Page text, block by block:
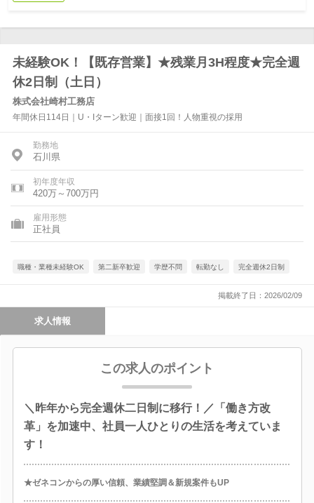
未経験OK！【既存営業】★残業月3H程度★完全週
休2日制（土日）
株式会社崎村工務店
年間休日114日｜U・Iターン歓迎｜面接1回！人物重視の採用
勤務地
石川県
初年度年収
420万～700万円
雇用形態
正社員
職種・業種未経験OK 第二新卒歓迎 学歴不問 転勤なし 完全週休2日制
掲載終了日：2026/02/09
求人情報
この求人のポイント
＼昨年から完全週休二日制に移行！／「働き方改
革」を加速中、社員一人ひとりの生活を考えていま
す！
★ゼネコンからの厚い信頼、業績堅調＆新規案件もUP